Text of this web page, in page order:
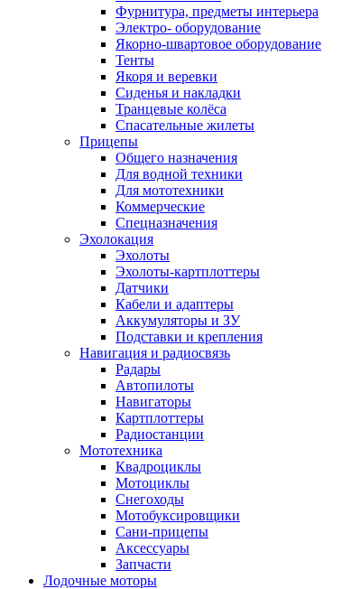
Фурнитура, предметы интерьера
Электро- оборудование
Якорно-швартовое оборудование
Тенты
Якоря и веревки
Сиденья и накладки
Транцевые колёса
Спасательные жилеты
Прицепы
Общего назначения
Для водной техники
Для мототехники
Коммерческие
Спецназначения
Эхолокация
Эхолоты
Эхолоты-картплоттеры
Датчики
Кабели и адаптеры
Аккумуляторы и ЗУ
Подставки и крепления
Навигация и радиосвязь
Радары
Автопилоты
Навигаторы
Картплоттеры
Радиостанции
Мототехника
Квадроциклы
Мотоциклы
Снегоходы
Мотобуксировщики
Сани-прицепы
Аксессуары
Запчасти
Лодочные моторы